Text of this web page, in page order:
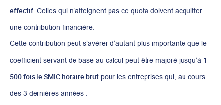
effectif. Celles qui n’atteignent pas ce quota doivent acquitter
une contribution financière.
Cette contribution peut s’avérer d’autant plus importante que le
coefficient servant de base au calcul peut être majoré jusqu’à 1
500 fois le SMIC horaire brut pour les entreprises qui, au cours
des 3 dernières années :